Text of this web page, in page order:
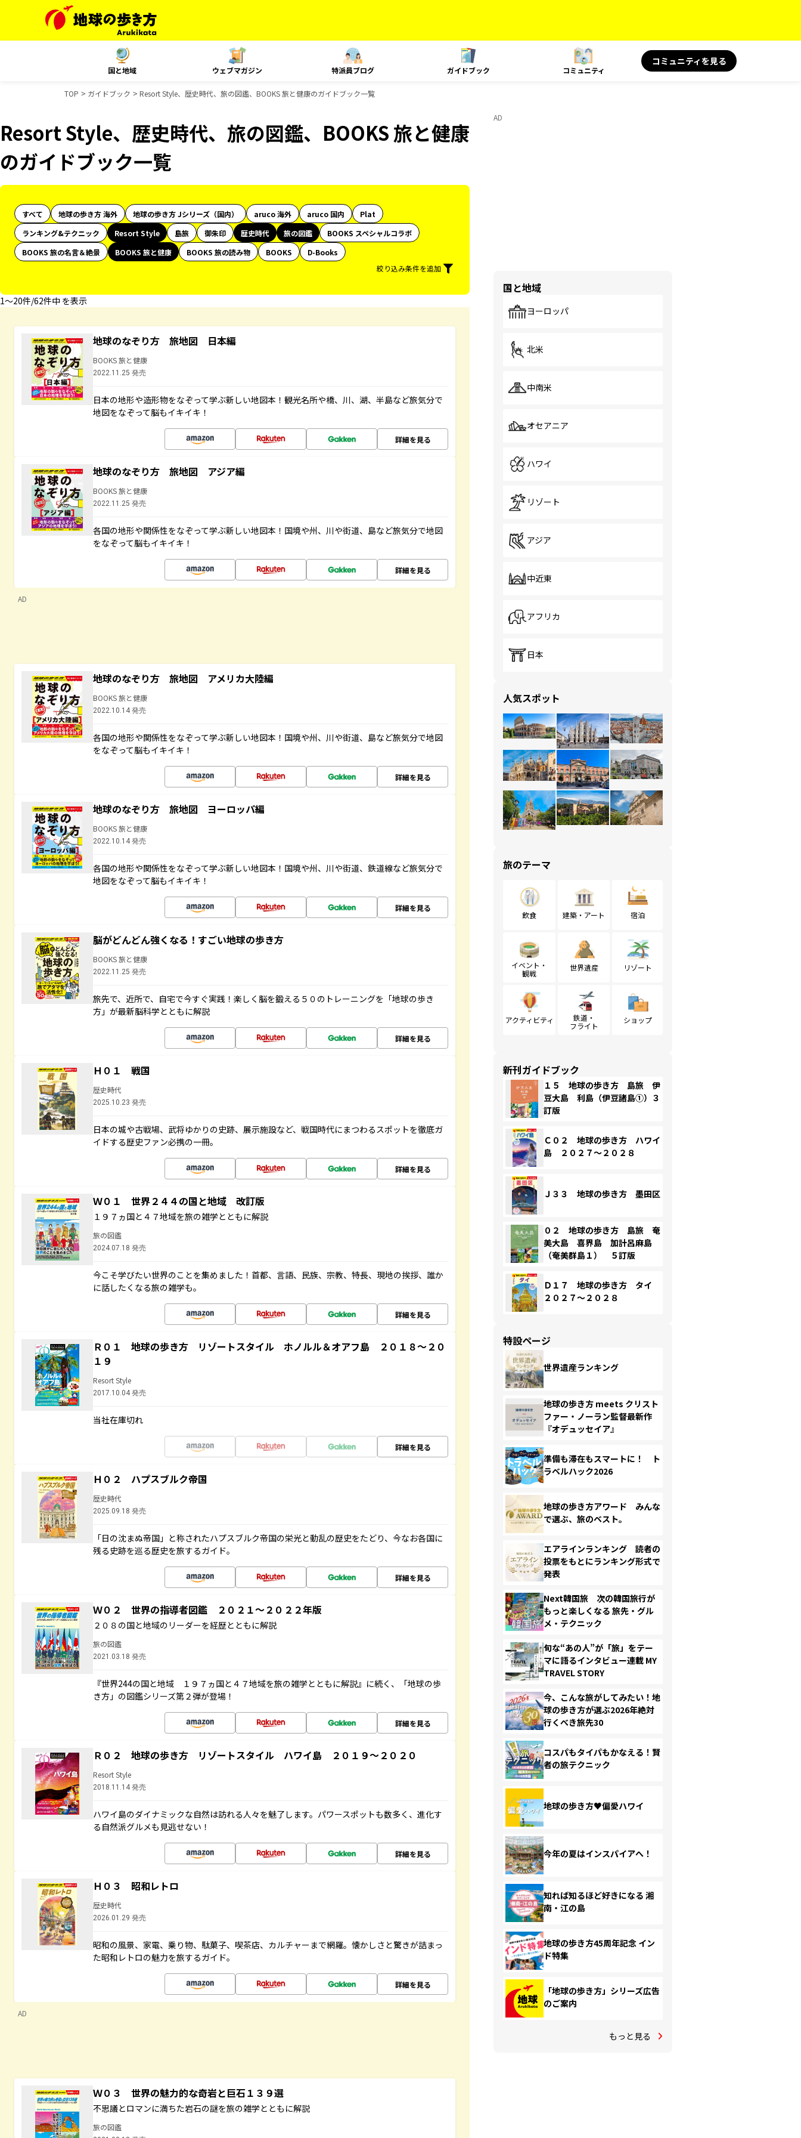
国と地域 ウェブマガジン 特派員ブログ ガイドブック コミュニティ
コミュニティを見る
TOP ガイドブック Resort Style、歴史時代、旅の図鑑、BOOKS 旅と健康のガイドブック一覧
Resort Style、歴史時代、旅の図鑑、BOOKS 旅と健康
のガイドブック一覧
すべて 地球の歩き方 海外 地球の歩き方 Jシリーズ（国内） aruco 海外 aruco 国内
Plat
ランキング&テクニック
Resort Style 島旅 御朱印 歴史時代 旅の図鑑
BOOKS スペシャルコラボ
BOOKS 旅の名言＆絶景
BOOKS 旅と健康 BOOKS 旅の読み物 BOOKS
D-Books
絞り込み条件を追加
1〜20件/62件中 を表示
地球のなぞり方 旅地図 日本編
BOOKS 旅と健康
2022.11.25 発売
日本の地形や造形物をなぞって学ぶ新しい地図本！観光名所や橋、川、湖、半島など旅気分で
地図をなぞって脳もイキイキ！
詳細を見る
地球のなぞり方 旅地図 アジア編
BOOKS 旅と健康
2022.11.25 発売
各国の地形や関係性をなぞって学ぶ新しい地図本！国境や州、川や街道、島など旅気分で地図
をなぞって脳もイキイキ！
詳細を見る
AD
地球のなぞり方 旅地図 アメリカ大陸編
BOOKS 旅と健康
2022.10.14 発売
各国の地形や関係性をなぞって学ぶ新しい地図本！国境や州、川や街道、島など旅気分で地図
をなぞって脳もイキイキ！
詳細を見る
地球のなぞり方 旅地図 ヨーロッパ編
BOOKS 旅と健康
2022.10.14 発売
各国の地形や関係性をなぞって学ぶ新しい地図本！国境や州、川や街道、鉄道線など旅気分で
地図をなぞって脳もイキイキ！
詳細を見る
脳がどんどん強くなる！すごい地球の歩き方
BOOKS 旅と健康
2022.11.25 発売
旅先で、近所で、自宅で今すぐ実践！楽しく脳を鍛える５０のトレーニングを「地球の歩き
方」が最新脳科学とともに解説
詳細を見る
Ｈ０１ 戦国
歴史時代
2025.10.23 発売
日本の城や古戦場、武将ゆかりの史跡、展示施設など、戦国時代にまつわるスポットを徹底ガ
イドする歴史ファン必携の一冊。
詳細を見る
Ｗ０１ 世界２４４の国と地域 改訂版
１９７ヵ国と４７地域を旅の雑学とともに解説
旅の図鑑
2024.07.18 発売
今こそ学びたい世界のことを集めました！首都、言語、民族、宗教、特長、現地の挨拶、誰か
に話したくなる旅の雑学も。
詳細を見る
Ｒ０１ 地球の歩き方 リゾートスタイル ホノルル＆オアフ島 ２０１８～２０
１９
Resort Style
2017.10.04 発売
当社在庫切れ
詳細を見る
Ｈ０２ ハプスブルク帝国
歴史時代
2025.09.18 発売
「日の沈まぬ帝国」と称されたハプスブルク帝国の栄光と動乱の歴史をたどり、今なお各国に
残る史跡を巡る歴史を旅するガイド。
詳細を見る
Ｗ０２ 世界の指導者図鑑 ２０２１～２０２２年版
２０８の国と地域のリーダーを経歴とともに解説
旅の図鑑
2021.03.18 発売
『世界244の国と地域 １９７ヵ国と４７地域を旅の雑学とともに解説』に続く、「地球の歩
き方」の図鑑シリーズ第２弾が登場！
詳細を見る
Ｒ０２ 地球の歩き方 リゾートスタイル ハワイ島 ２０１９～２０２０
Resort Style
2018.11.14 発売
ハワイ島のダイナミックな自然は訪れる人々を魅了します。パワースポットも数多く、進化す
る自然派グルメも見逃せない！
詳細を見る
Ｈ０３ 昭和レトロ
歴史時代
2026.01.29 発売
昭和の風景、家電、乗り物、駄菓子、喫茶店、カルチャーまで網羅。懐かしさと驚きが詰まっ
た昭和レトロの魅力を旅するガイド。
詳細を見る
AD
Ｗ０３ 世界の魅力的な奇岩と巨石１３９選
不思議とロマンに満ちた岩石の謎を旅の雑学とともに解説
旅の図鑑
AD
国と地域
ヨーロッパ
北米
中南米
オセアニア
ハワイ
リゾート
アジア
中近東
アフリカ
日本
人気スポット
旅のテーマ
飲食 建築・アート 宿泊
イベント・
観戦
世界遺産 リゾート
アクティビティ
鉄道・
フライト
ショップ
新刊ガイドブック
１５ 地球の歩き方 島旅 伊
豆大島 利島（伊豆諸島①）３
訂版
Ｃ０２ 地球の歩き方 ハワイ
島 ２０２７～２０２８
Ｊ３３ 地球の歩き方 墨田区
０２ 地球の歩き方 島旅 奄
美大島 喜界島 加計呂麻島
（奄美群島１） ５訂版
Ｄ１７ 地球の歩き方 タイ
２０２７～２０２８
特設ページ
世界遺産ランキング
地球の歩き方 meets クリスト
ファー・ノーラン監督最新作
『オデュッセイア』
準備も滞在もスマートに！ ト
ラベルハック2026
地球の歩き方アワード みんな
で選ぶ、旅のベスト。
エアラインランキング 読者の
投票をもとにランキング形式で
発表
Next韓国旅 次の韓国旅行が
もっと楽しくなる 旅先・グル
メ・テクニック
旬な“あの人”が「旅」をテー
マに語るインタビュー連載 MY
TRAVEL STORY
今、こんな旅がしてみたい！地
球の歩き方が選ぶ2026年絶対
行くべき旅先30
コスパもタイパもかなえる！賢
者の旅テクニック
地球の歩き方♥偏愛ハワイ
今年の夏はインスパイアへ！
知れば知るほど好きになる 湘
南・江の島
地球の歩き方45周年記念 イン
ド特集
「地球の歩き方」シリーズ広告
のご案内
もっと見る